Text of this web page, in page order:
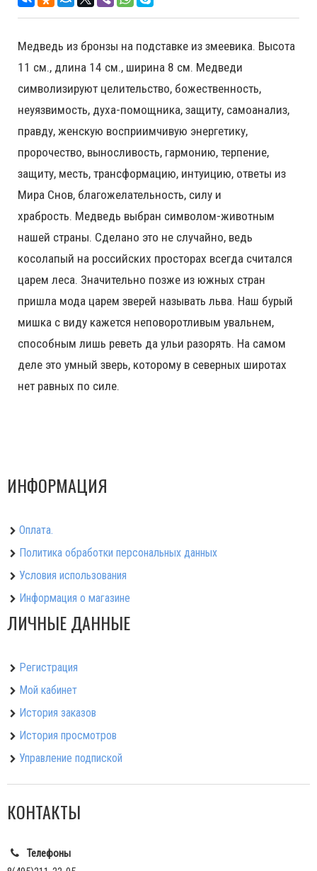
Медведь из бронзы на подставке из змеевика. Высота
11 см., длина 14 см., ширина 8 см. Медведи
символизируют целительство, божественность,
неуязвимость, духа-помощника, защиту, самоанализ,
правду, женскую восприимчивую энергетику,
пророчество, выносливость, гармонию, терпение,
защиту, месть, трансформацию, интуицию, ответы из
Мира Снов, благожелательность, силу и
храбрость. Медведь выбран символом-животным
нашей страны. Сделано это не случайно, ведь
косолапый на российских просторах всегда считался
царем леса. Значительно позже из южных стран
пришла мода царем зверей называть льва. Наш бурый
мишка с виду кажется неповоротливым увальнем,
способным лишь реветь да ульи разорять. На самом
деле это умный зверь, которому в северных широтах
нет равных по силе.
ИНФОРМАЦИЯ
Оплата.
Политика обработки персональных данных
Условия использования
Информация о магазине
ЛИЧНЫЕ ДАННЫЕ
Регистрация
Мой кабинет
История заказов
История просмотров
Управление подпиской
КОНТАКТЫ
Телефоны